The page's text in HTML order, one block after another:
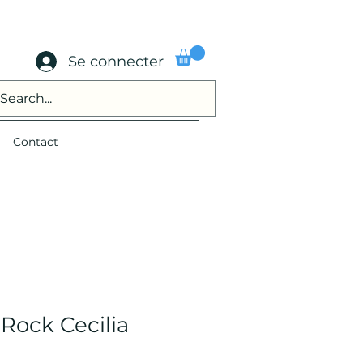
Se connecter
Contact
Cecilia